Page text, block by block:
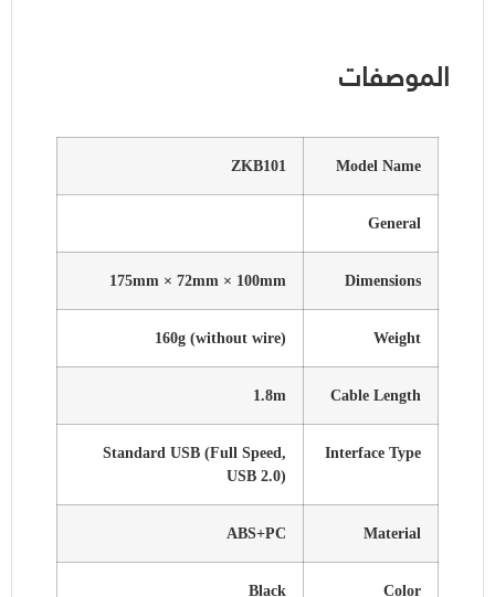
الموصفات
Model Name
ZKB101
General
Dimensions
175mm × 72mm × 100mm
Weight
160g (without wire)
Cable Length
1.8m
Interface Type
Standard USB (Full Speed,
USB 2.0)
Material
ABS+PC
Color
Black